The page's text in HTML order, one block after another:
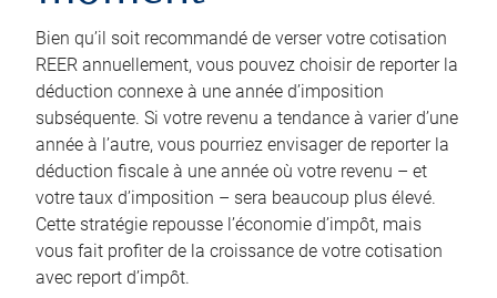
Bien qu’il soit recommandé de verser votre cotisation
REER annuellement, vous pouvez choisir de reporter la
déduction connexe à une année d’imposition
subséquente. Si votre revenu a tendance à varier d’une
année à l’autre, vous pourriez envisager de reporter la
déduction fiscale à une année où votre revenu – et
votre taux d’imposition – sera beaucoup plus élevé.
Cette stratégie repousse l’économie d’impôt, mais
vous fait profiter de la croissance de votre cotisation
avec report d’impôt.